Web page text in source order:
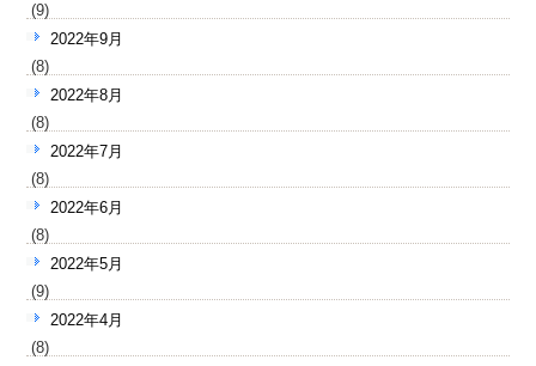
(9)
2022年9月
(8)
2022年8月
(8)
2022年7月
(8)
2022年6月
(8)
2022年5月
(9)
2022年4月
(8)